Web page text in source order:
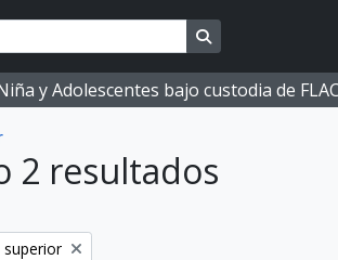
y Adolescentes bajo custodia de
2 resultados
superior